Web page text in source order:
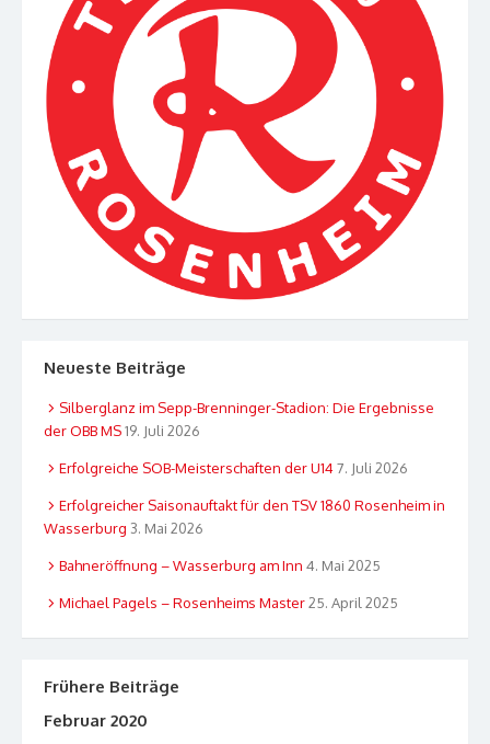
Neueste Beiträge
Silberglanz im Sepp-Brenninger-Stadion: Die Ergebnisse
der OBB MS19. Juli 2026
Erfolgreiche SOB-Meisterschaften der U14 7. Juli 2026
Erfolgreicher Saisonauftakt für den TSV 1860 Rosenheim in
Wasserburg 3. Mai 2026
Bahneröffnung – Wasserburg am Inn 4. Mai 2025
Michael Pagels – Rosenheims Master25. April 2025
Frühere Beiträge
Februar 2020